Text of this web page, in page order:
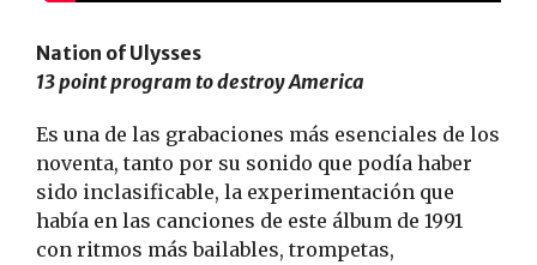
Nation of Ulysses
13 point program to destroy America
Es una de las grabaciones más esenciales de los
noventa, tanto por su sonido que podía haber
sido inclasificable, la experimentación que
había en las canciones de este álbum de 1991
con ritmos más bailables, trompetas,